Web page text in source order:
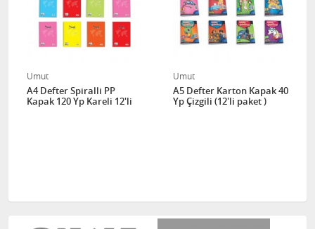
Umut
A4 Defter Spiralli PP
Kapak 120 Yp Kareli 12'li
Umut
A5 Defter Karton Kapak 40
Yp Çizgili (12'li paket )